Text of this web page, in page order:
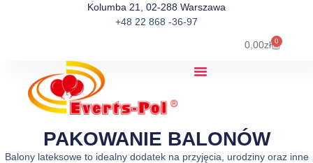
Kolumba 21, 02-288 Warszawa
+48 22 868 -36-97
0,00zł 0
PAKOWANIE BALONÓW
Balony lateksowe to idealny dodatek na przyjęcia, urodziny oraz inne